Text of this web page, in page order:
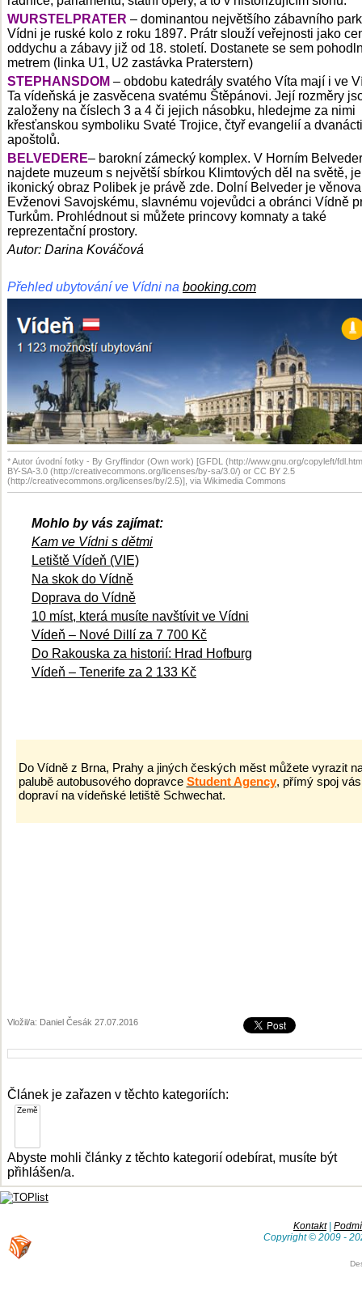
WURSTELPRATER – dominantou největšího zábavního
Vídni je ruské kolo z roku 1897. Prátr slouží veřejnosti jako
oddychu a zábavy již od 18. století. Dostanete se sem
metrem (linka U1, U2 zastávka Praterstern)
STEPHANSDOM – obdobu katedrály svatého Víta mají i ve
Ta vídeňská je zasvěcena svatému Štěpánovi. Její rozměry
založeny na číslech 3 a 4 či jejich násobku, hledejme za nimi
křesťanskou symboliku Svaté Trojice, čtyř evangelií a dvanácti
apoštolů.
BELVEDERE– barokní zámecký komplex. V Horním
najdete muzeum s největší sbírkou Klimtových děl na světě,
ikonický obraz Polibek je právě zde. Dolní Belveder je
Evženovi Savojskému, slavnému vojevůdci a obránci Vídně
Turkům. Prohlédnout si můžete princovy komnaty a také
reprezentační prostory.
Autor: Darina Kováčová
Přehled ubytování ve Vídni na booking.com
* Autor úvodní fotky - By Gryffindor (Own work) [GFDL (http://www.gnu.org/copyleft/
BY-SA-3.0 (http://creativecommons.org/licenses/by-sa/3.0/) or CC BY 2.5
(http://creativecommons.org/licenses/by/2.5)], via Wikimedia Commons
Mohlo by vás zajímat:
Kam ve Vídni s dětmi
Letiště Vídeň (VIE)
Na skok do Vídně
Doprava do Vídně
10 míst, která musíte navštívit ve Vídni
Vídeň – Nové Dillí za 7 700 Kč
Do Rakouska za historií: Hrad Hofburg
Vídeň – Tenerife za 2 133 Kč
Do Vídně z Brna, Prahy a jiných českých měst můžete vyrazit
palubě autobusového dopravce Student Agency, přímý spoj
dopraví na vídeňské letiště Schwechat.
Vložil/a: Daniel Česák 27.07.2016
Článek je zařazen v těchto kategoriích:
Abyste mohli články z těchto kategorií odebírat, musíte být
přihlášen/a.
Kontakt|
Copyright © 2009 -